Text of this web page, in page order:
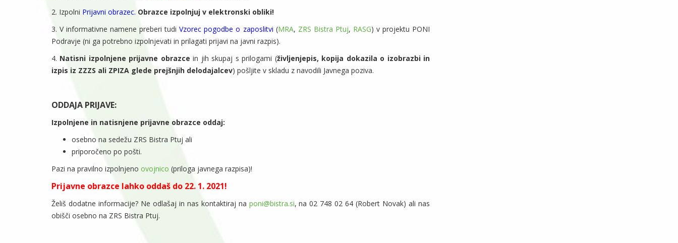
2. Izpolni Prijavni obrazec. Obrazce izpolnjuj v elektronski obliki!
3. V informativne namene preberi tudiVzorec pogodbe o zaposlitvi (MRA, ZRS Bistra Ptuj, RASG) v projektu PONI
Podravje (ni ga potrebno izpolnjevati in prilagati prijavi na javni razpis).
4. Natisni izpolnjene prijavne obrazce in jih skupaj s prilogami (življenjepis, kopija dokazila o izobrazbi in
izpis iz ZZZS ali ZPIZA glede prejšnjih delodajalcev) pošljite v skladu z navodili Javnega poziva.
ODDAJA PRIJAVE:
Izpolnjene in natisnjene prijavne obrazce oddaj:
osebno na sedežu ZRS Bistra Ptuj ali
priporočeno po pošti.
Pazi na pravilno izpolnjeno ovojnico (priloga javnega razpisa)!
Prijavne obrazce lahko oddaš do 22. 1. 2021!
Želiš dodatne informacije? Ne odlašaj in nas kontaktiraj na poni@bistra.si, na 02 748 02 64 (Robert Novak) ali nas
obišči osebno na ZRS Bistra Ptuj.